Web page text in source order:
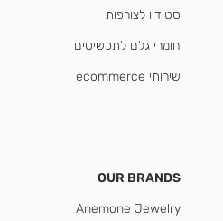
סטודיו לצורפות
חומרי גלם לתכשיטים
שירותי ecommerce
OUR BRANDS
Anemone Jewelry